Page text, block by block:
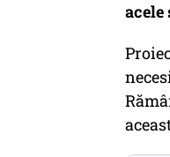
acele